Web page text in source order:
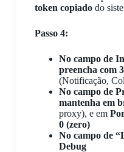
token copiadodo
Passo 4:
No campo de
preencha com
(Notificação,
No campo de
mantenha em
proxy), e em
0 (zero)
No campo de
Debug